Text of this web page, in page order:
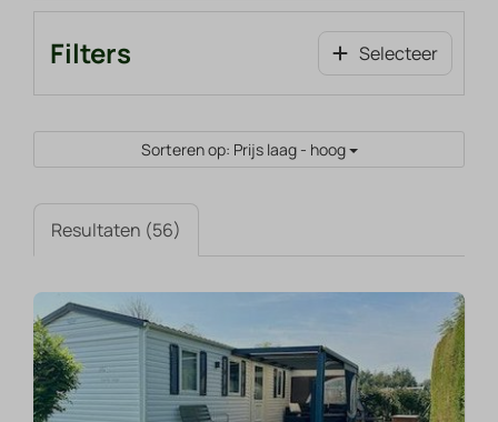
Filters Selecteer
Sorteren op: Prijs laag - hoog
Resultaten (56)